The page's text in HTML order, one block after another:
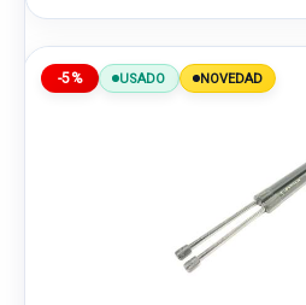
-5% USADO NOVEDAD